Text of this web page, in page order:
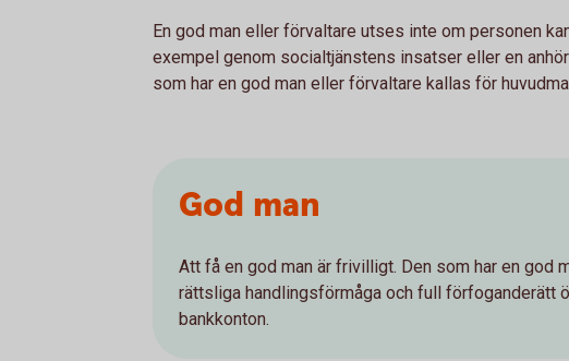
En god man eller förvaltare utses inte om personen
exempel genom social­tjänstens in­satser eller en
som har en god man eller förvaltare kallas för
God man
Att få en god man är frivilligt. Den som har en god
rättsliga handlingsförmåga och full förfoganderätt
bankkonton.